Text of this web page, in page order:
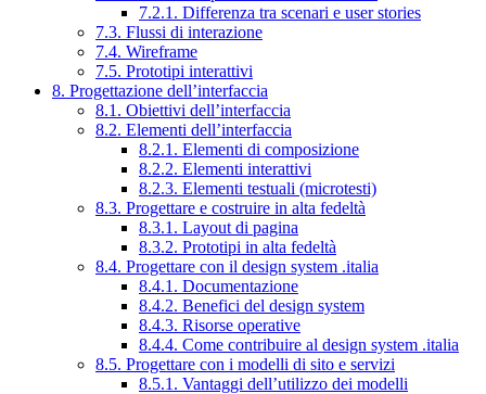
7.2.1. Differenza tra scenari e user stories
7.3. Flussi di interazione
7.4. Wireframe
7.5. Prototipi interattivi
8. Progettazione dell’interfaccia
8.1. Obiettivi dell’interfaccia
8.2. Elementi dell’interfaccia
8.2.1. Elementi di composizione
8.2.2. Elementi interattivi
8.2.3. Elementi testuali (microtesti)
8.3. Progettare e costruire in alta fedeltà
8.3.1. Layout di pagina
8.3.2. Prototipi in alta fedeltà
8.4. Progettare con il design system .italia
8.4.1. Documentazione
8.4.2. Benefici del design system
8.4.3. Risorse operative
8.4.4. Come contribuire al design system .italia
8.5. Progettare con i modelli di sito e servizi
8.5.1. Vantaggi dell’utilizzo dei modelli